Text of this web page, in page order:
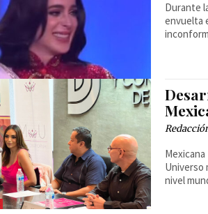
Durante
envuelta
Universo
nivel